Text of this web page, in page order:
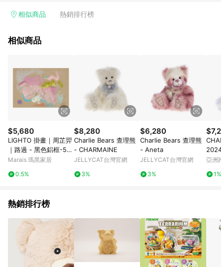
JELLYCAT 堅持使用最頂級的材料，搭配可愛及突出的設計，成
相似商品 熱銷排行榜
相似商品
$5,680
LIGHTO 掛畫｜周芷羿
｜路過 - 黑色鋁框-50
x 70 cm
Marais 瑪黑家居
0.5%
$8,280
Charlie Bears 查理熊
- CHARMAINE
JELLYCAT台灣官網
3%
$6,280
Charlie Bears 查理熊
- Aneta
JELLYCAT台灣官網
3%
限量
亞洲
1%
熱銷排行榜